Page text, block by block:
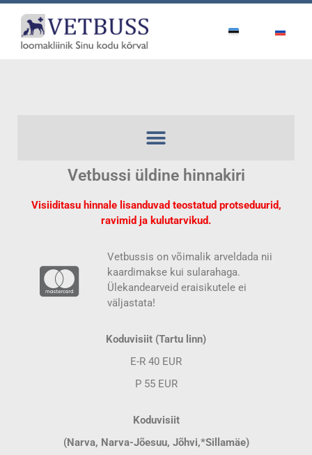
Vetbussi üldine hinnakiri
Visiiditasu hinnale lisanduvad teostatud protseduurid,
ravimid ja kulutarvikud.
Vetbussis on võimalik arveldada nii
kaardimakse kui sularahaga.
Ülekandearveid eraisikutele ei
väljastata!
Koduvisiit (Tartu linn)
E-R 40 EUR
P 55 EUR
Koduvisiit
(Narva, Narva-Jõesuu, Jõhvi,*Sillamäe)